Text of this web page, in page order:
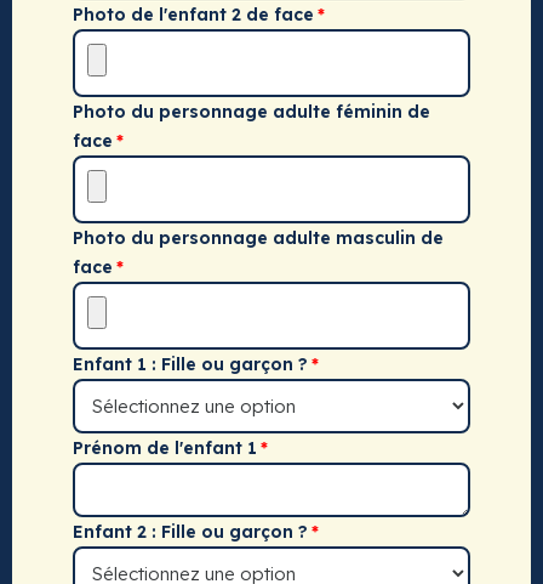
Photo de l'enfant 2 de face
Photo du personnage adulte féminin de
face
Photo du personnage adulte masculin de
face
Enfant 1 : Fille ou garçon ?
Prénom de l'enfant 1
Enfant 2 : Fille ou garçon ?